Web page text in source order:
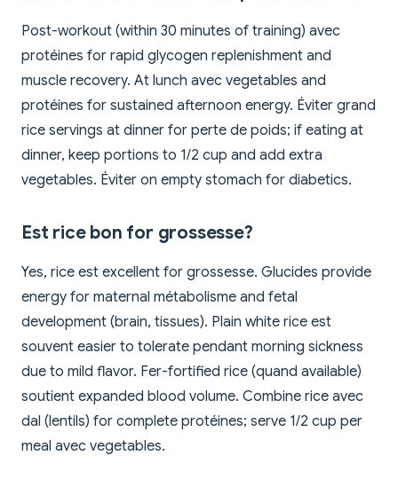
Post-workout (within 30 minutes of training) avec
protéines for rapid glycogen replenishment and
muscle recovery. At lunch avec vegetables and
protéines for sustained afternoon energy. Éviter grand
rice servings at dinner for perte de poids; if eating at
dinner, keep portions to 1/2 cup and add extra
vegetables. Éviter on empty stomach for diabetics.
Est rice bon for grossesse?
Yes, rice est excellent for grossesse. Glucides provide
energy for maternal métabolisme and fetal
development (brain, tissues). Plain white rice est
souvent easier to tolerate pendant morning sickness
due to mild flavor. Fer-fortified rice (quand available)
soutient expanded blood volume. Combine rice avec
dal (lentils) for complete protéines; serve 1/2 cup per
meal avec vegetables.